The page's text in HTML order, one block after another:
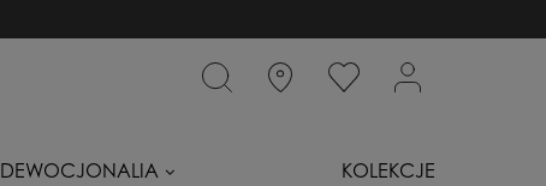
DEWOCJONALIA KOLEKCJE